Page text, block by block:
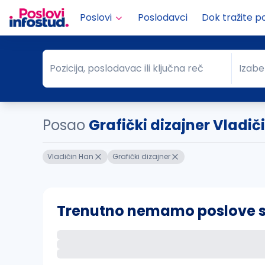
Poslovi Poslodavci Dok tražite
Pozicija, poslodavac ili ključna reč
Pozicija, poslodavac ili ključna reč Grad
Posao Grafički dizajner
Vladičin Han Grafički dizajner
Trenutno nemamo poslove